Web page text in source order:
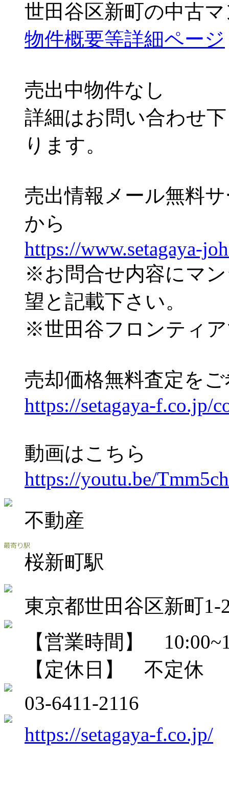
世田谷区新町の中古
物件概要等詳細ページ
売出中物件なし
詳細はお問い合わせ
ります。
売出情報メール無料
から
https://www.setagaya-
※お問合せ内容にマ
望と記載下さい。
※世田谷フロンティ
売却価格無料査定を
https://setagaya-f.co.jp/
動画はこちら
https://youtu.be/
不動産
桜新町駅
東京都世田谷区新町1-
【営業時間】
【定休日】 不定休
03-6411-2116
https://setagaya-f.co.jp/